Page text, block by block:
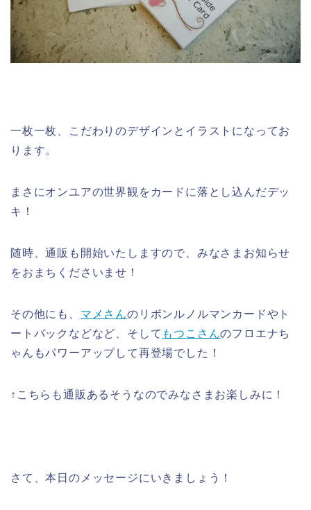
一枚一枚、こだわりのデザインとイラストになってお
ります。
まさにオンユアの世界観をカードに落とし込んだデッ
キ！
随時、通販も開始いたしますので、みなさまお知らせ
をおまちくださいませ！
その他にも、 マメさんのリボンルノルマンカードやト
ートバックなどなど、そして もつこさんのフロエナち
ゃんもパワーアップして再登場でした！
↑こちらも通販あるそうなのでみなさまお楽しみに！
さて、本日のメッセージにいきましょう！